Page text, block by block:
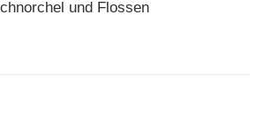
und Flossen